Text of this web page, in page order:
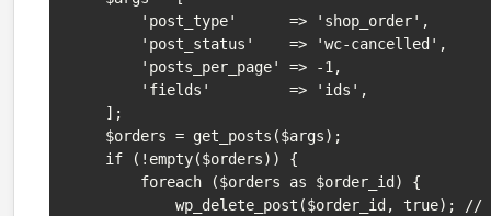
            wp_delete_post($order_id, true); // принудительное